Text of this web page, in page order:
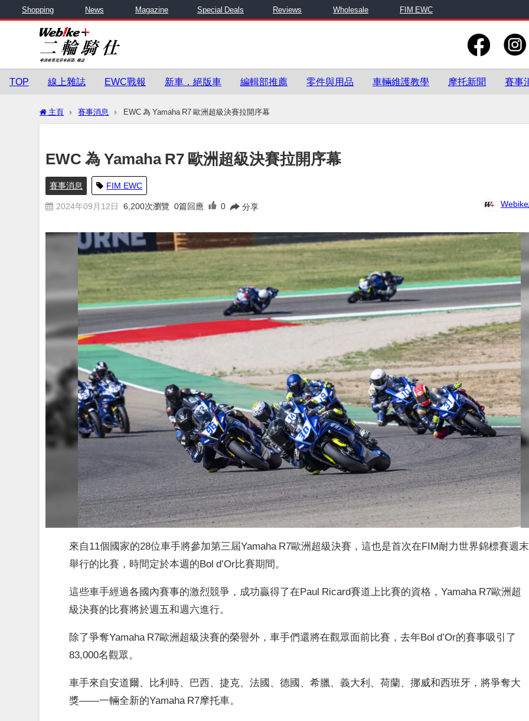
Shopping News Magazine Special Deals Reviews Wholesale FIM EWC
TOP 線上雜誌 EWC戰報 新車．絕版車 編輯部推薦 零件與用品 車輛維護教學 摩托新聞 賽事
主頁 賽事消息 EWC 為 Yamaha R7 歐洲超級決賽拉開序幕
EWC 為 Yamaha R7 歐洲超級決賽拉開序幕
賽事消息 FIM EWC
2024年09月12日 6,200次瀏覽 0篇回應 0 分享
來自11個國家的28位車手將參加第三屆Yamaha R7歐洲超級決賽，這也是首次在FIM耐力世界錦標賽週末
舉行的比賽，時間定於本週的Bol d’Or比賽期間。
這些車手經過各國內賽事的激烈競爭，成功贏得了在Paul Ricard賽道上比賽的資格，Yamaha R7歐洲超
級決賽的比賽將於週五和週六進行。
除了爭奪Yamaha R7歐洲超級決賽的榮譽外，車手們還將在觀眾面前比賽，去年Bol d’Or的賽事吸引了
83,000名觀眾。
車手來自安道爾、比利時、巴西、捷克、法國、德國、希臘、義大利、荷蘭、挪威和西班牙，將爭奪大
獎——一輛全新的Yamaha R7摩托車。